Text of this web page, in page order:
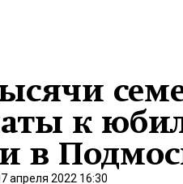
к
в
апреля 2022 16:30